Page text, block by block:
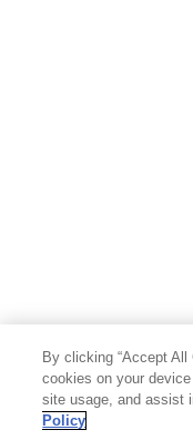
芸術・アート
写真集
医学・福祉
By clicking “Accept
cookies on your
site usage, and assist
Policy